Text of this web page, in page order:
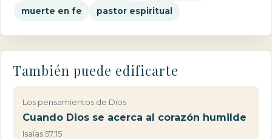
muerte en fe pastor espiritual
También puede edificarte
Los pensamientos de Dios
Cuando Dios se acerca al corazón humilde
Isaías 57:15